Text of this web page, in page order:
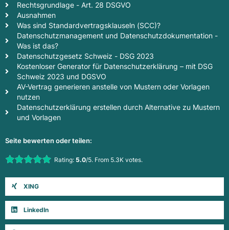
Rechtsgrundlage - Art. 28 DSGVO
Ausnahmen
Was sind Standardvertragsklauseln (SCC)?
Datenschutzmanagement und Datenschutzdokumentation -
Was ist das?
Datenschutzgesetz Schweiz - DSG 2023
Kostenloser Generator für Datenschutzerklärung – mit DSG
Schweiz 2023 und DGSVO
AV-Vertrag generieren anstelle von Mustern oder Vorlagen
nutzen
Datenschutzerklärung erstellen durch Alternative zu Mustern
und Vorlagen
Seite bewerten oder teilen:
Rate this item:Rating: 5.0/5. From 5.3K votes.
XING
LinkedIn